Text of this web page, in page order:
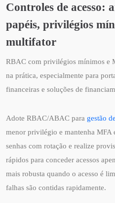
Controles de acesso:
papéis, privilégios
multifator
RBAC com privilégios mínimos e
na prática, especialmente para
financeiras e soluções de
Adote RBAC/ABAC para gestão
menor privilégio e mantenha MFA
senhas com rotação e realize
rápidos para conceder acessos
mais robusta quando o acesso é
falhas são contidas rapidamente.